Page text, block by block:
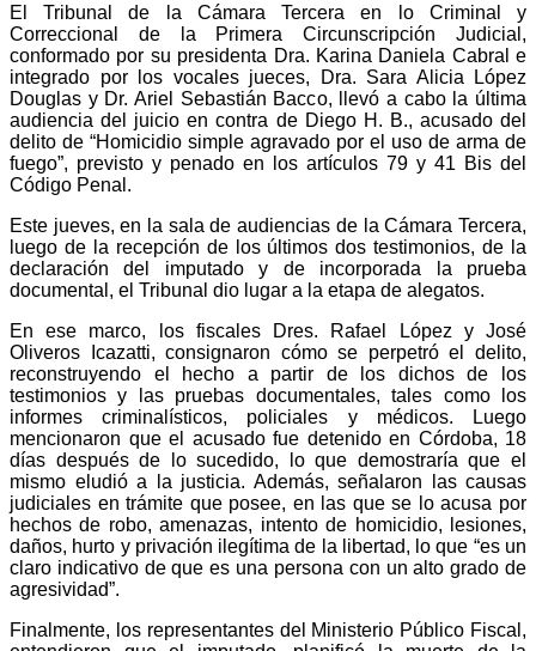
El Tribunal de la Cámara Tercera en lo Criminal y
Correccional de la Primera Circunscripción Judicial,
conformado por su presidenta Dra. Karina Daniela Cabral e
integrado por los vocales jueces, Dra. Sara Alicia López
Douglas y Dr. Ariel Sebastián Bacco, llevó a cabo la última
audiencia del juicio en contra de Diego H. B., acusado del
delito de “Homicidio simple agravado por el uso de arma de
fuego”, previsto y penado en los artículos 79 y 41 Bis del
Código Penal.
Este jueves, en la sala de audiencias de la Cámara Tercera,
luego de la recepción de los últimos dos testimonios, de la
declaración del imputado y de incorporada la prueba
documental, el Tribunal dio lugar a la etapa de alegatos.
En ese marco, los fiscales Dres. Rafael López y José
Oliveros Icazatti, consignaron cómo se perpetró el delito,
reconstruyendo el hecho a partir de los dichos de los
testimonios y las pruebas documentales, tales como los
informes criminalísticos, policiales y médicos. Luego
mencionaron que el acusado fue detenido en Córdoba, 18
días después de lo sucedido, lo que demostraría que el
mismo eludió a la justicia. Además, señalaron las causas
judiciales en trámite que posee, en las que se lo acusa por
hechos de robo, amenazas, intento de homicidio, lesiones,
daños, hurto y privación ilegítima de la libertad, lo que “es un
claro indicativo de que es una persona con un alto grado de
agresividad”.
Finalmente, los representantes del Ministerio Público Fiscal,